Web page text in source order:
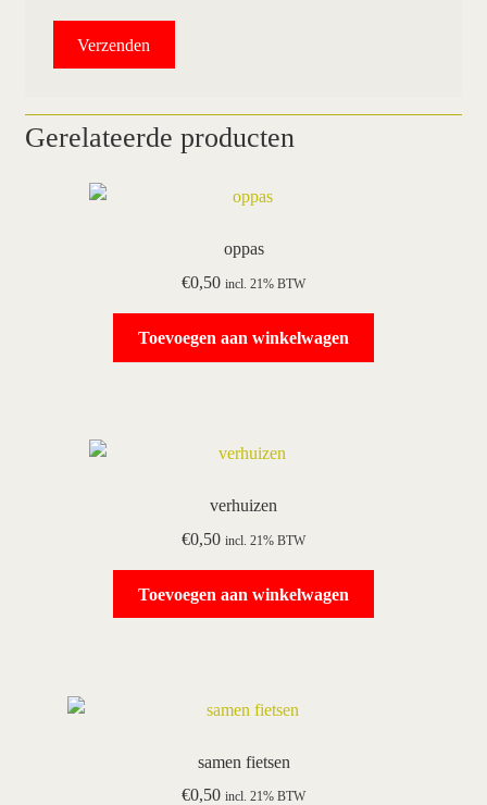
Gerelateerde producten
oppas
€0,50 incl. 21% BTW
Toevoegen aan winkelwagen
verhuizen
€0,50 incl. 21% BTW
Toevoegen aan winkelwagen
samen fietsen
€0,50 incl. 21% BTW